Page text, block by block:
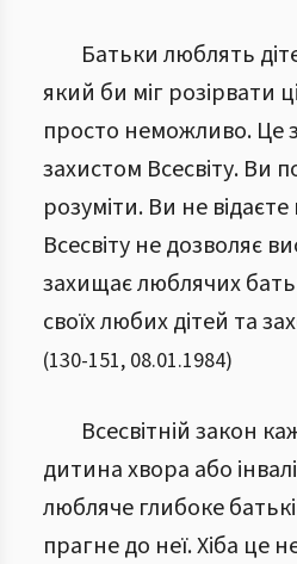
Батьки люблять
який би міг розірвати
просто неможливо. Це
захистом Всесвіту. Ви
розуміти. Ви не
Всесвіту не дозволяє
захищає люблячих
своїх любих дітей та
(130-151, 08.01.1984)
Всесвітній закон
дитина хвора або
любляче глибоке
прагне до неї. Хіба це